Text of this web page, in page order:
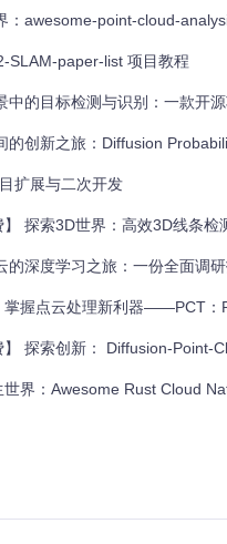
。
于点云数据，也包含了图像、雷
。
出的资源都经过严格筛选，包括
决点云数据处理和地点识别问题
域的前沿进展，那么
绝对不容错过。无论你是研
你探索三维世界的宝贵工具。立
：awesome-point-cloud-
SLAM-paper-list 项目教程
的目标检测与识别：一款开源项
之旅：Diffusion Probabilistic Models在点云
扩展与二次开发
索3D世界：高效3D线条检测算法
的深度学习之旅：一份全面调
点云处理新利器——PCT：Point Cloud
索创新： Diffusion-Point-Cloud —— 点云处
界：Awesome Rust Cloud Native